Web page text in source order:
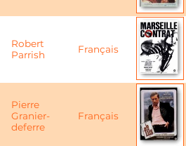
Robert
Parrish
Français
Pierre
Granier-
deferre
Français